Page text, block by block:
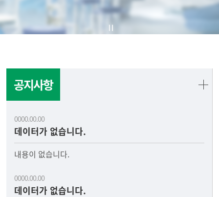
공지사항
0000.00.00
데이터가 없습니다.
내용이 없습니다.
0000.00.00
데이터가 없습니다.